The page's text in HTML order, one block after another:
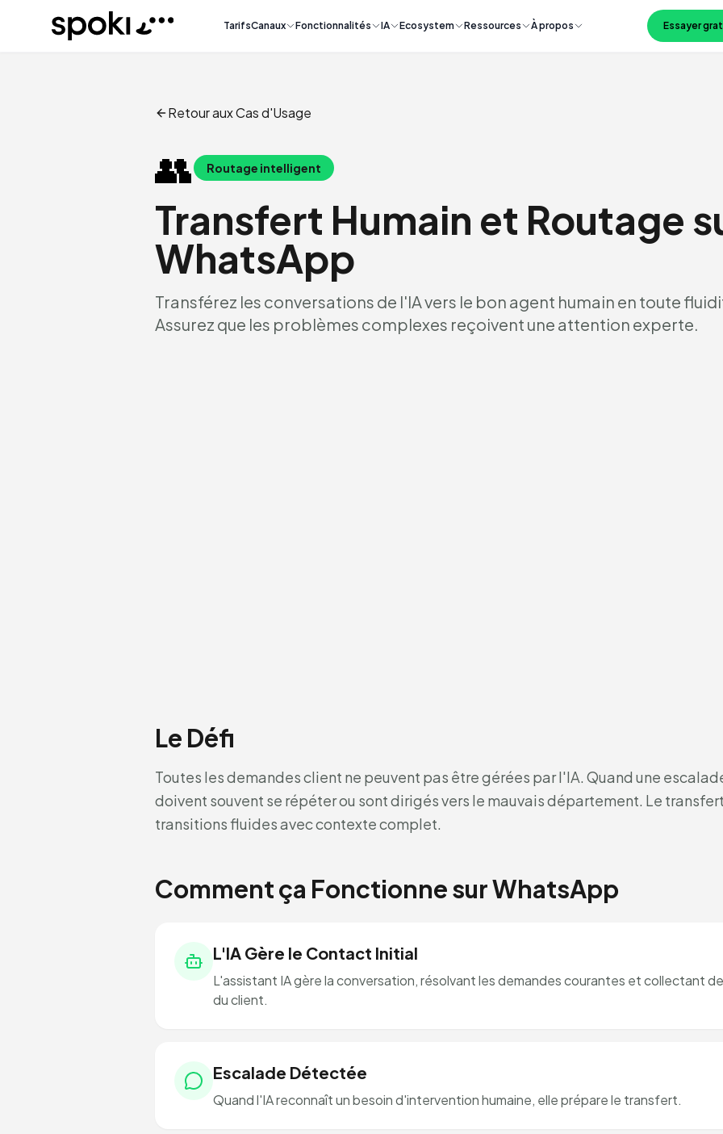
Spoki TarifsCanaux Fonctionnalités IA Ecosystem Ressources À propos Essayer
Retour aux Cas d'Usage
👥 Routage intelligent
Transfert Humain et Routage
WhatsApp
Transférez les conversations de l'IA vers le bon agent humain en toute
Assurez que les problèmes complexes reçoivent une attention experte.
Le Défi
Toutes les demandes client ne peuvent pas être gérées par l'IA. Quand une
doivent souvent se répéter ou sont dirigés vers le mauvais département. Le
transitions fluides avec contexte complet.
Comment ça Fonctionne sur WhatsApp
L'IA Gère le Contact Initial
L'assistant IA gère la conversation, résolvant les demandes courantes et collectant
du client.
Escalade Détectée
Quand l'IA reconnaît un besoin d'intervention humaine, elle prépare le transfert.